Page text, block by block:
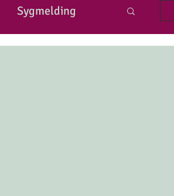
Sygmelding